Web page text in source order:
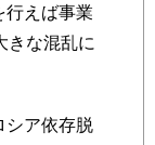
行えば事業
きな混乱に
シア依存脱